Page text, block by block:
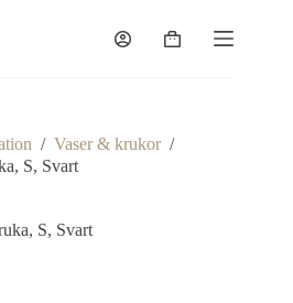
/ Vaser & krukor /
S, Svart